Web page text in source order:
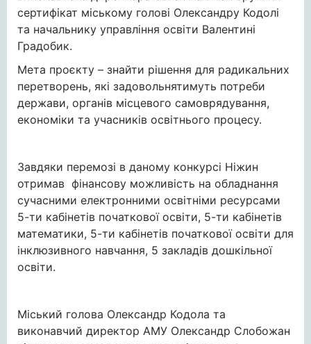
сертифікат міському голові Олександру Кодолі
та начальнику управління освіти Валентині
Градобик.
Мета проєкту – знайти рiшення для радикальних
перетворень, якi задовольнятимуть потреби
держави, органiв мiсцевого самоврядування,
економiки та учасникiв освiтнього процесу.
Завдяки перемозі в даному конкурсі Ніжин
отримав фінансову можливість на обладнання
сучасними електронними освітніми ресурсами
5-ти кабінетів початкової освіти, 5-ти кабінетів
математики, 5-ти кабінетів початкової освіти для
інклюзивного навчання, 5 закладів дошкільної
освіти.
Міський голова Олександр Кодола та
виконавчий директор АМУ Олександр Слобожан